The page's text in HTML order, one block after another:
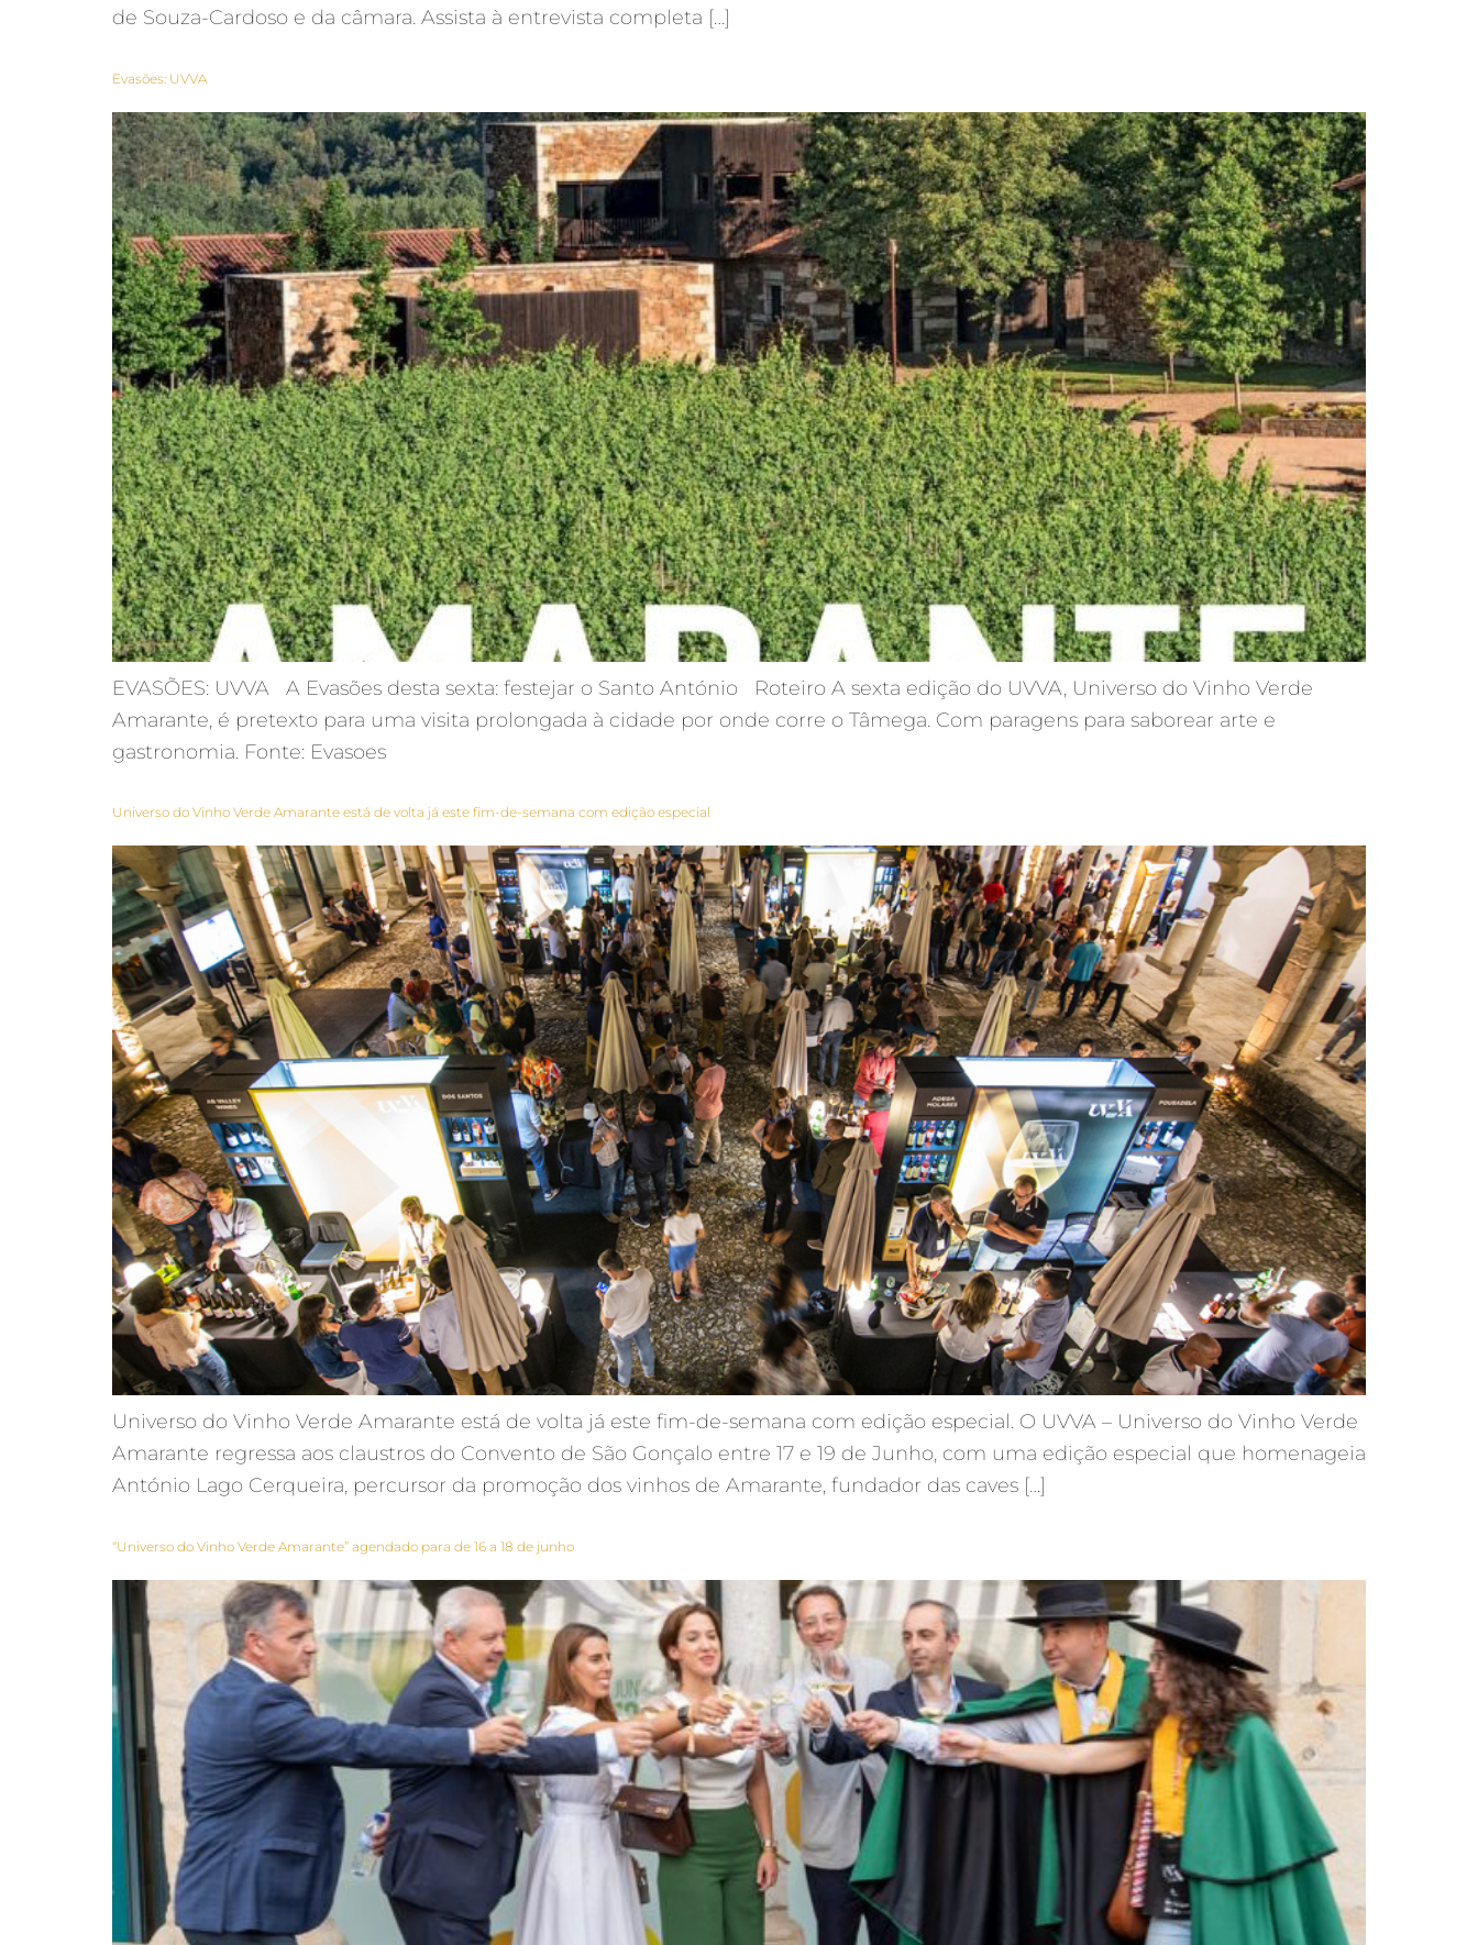
de Souza-Cardoso e da câmara. Assista à entrevista completa […]
Evasões: UVVA
EVASÕES: UVVA A Evasões desta sexta: festejar o Santo António Roteiro A sexta edição do UVVA, Universo do Vinho Verde
Amarante, é pretexto para uma visita prolongada à cidade por onde corre o Tâmega. Com paragens para saborear arte e
gastronomia. Fonte: Evasoes
Universo do Vinho Verde Amarante está de volta já este fim-de-semana com edição especial
Universo do Vinho Verde Amarante está de volta já este fim-de-semana com edição especial. O UVVA – Universo do Vinho Verde
Amarante regressa aos claustros do Convento de São Gonçalo entre 17 e 19 de Junho, com uma edição especial que homenageia
António Lago Cerqueira, percursor da promoção dos vinhos de Amarante, fundador das caves […]
“Universo do Vinho Verde Amarante” agendado para de 16 a 18 de junho